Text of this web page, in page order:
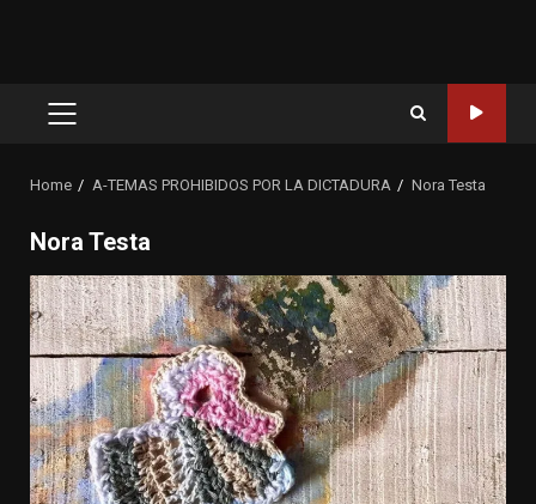
Primary
Home A-TEMAS PROHIBIDOS POR LA DICTADURA Nora Testa
Nora Testa